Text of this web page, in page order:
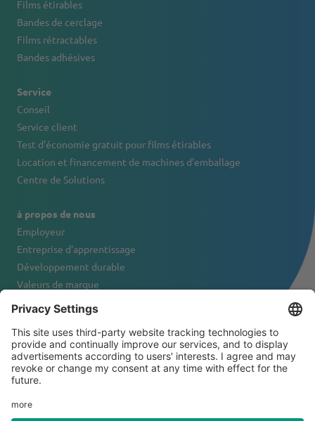
Films étirables
Bandes de cerclage
Films rétractables
Bandes adhésives
Service
Conseil
Service client
Test d’économie gratuit pour films étirables
Location et financement de machines d’emballage
Centre de Solutions
à propos de nous
Employeur
Entreprise d'apprentissage
Développement durable
Valeurs de marque
Portrait de l'entreprise
Contact
© 2026 Tanner & Co. AG